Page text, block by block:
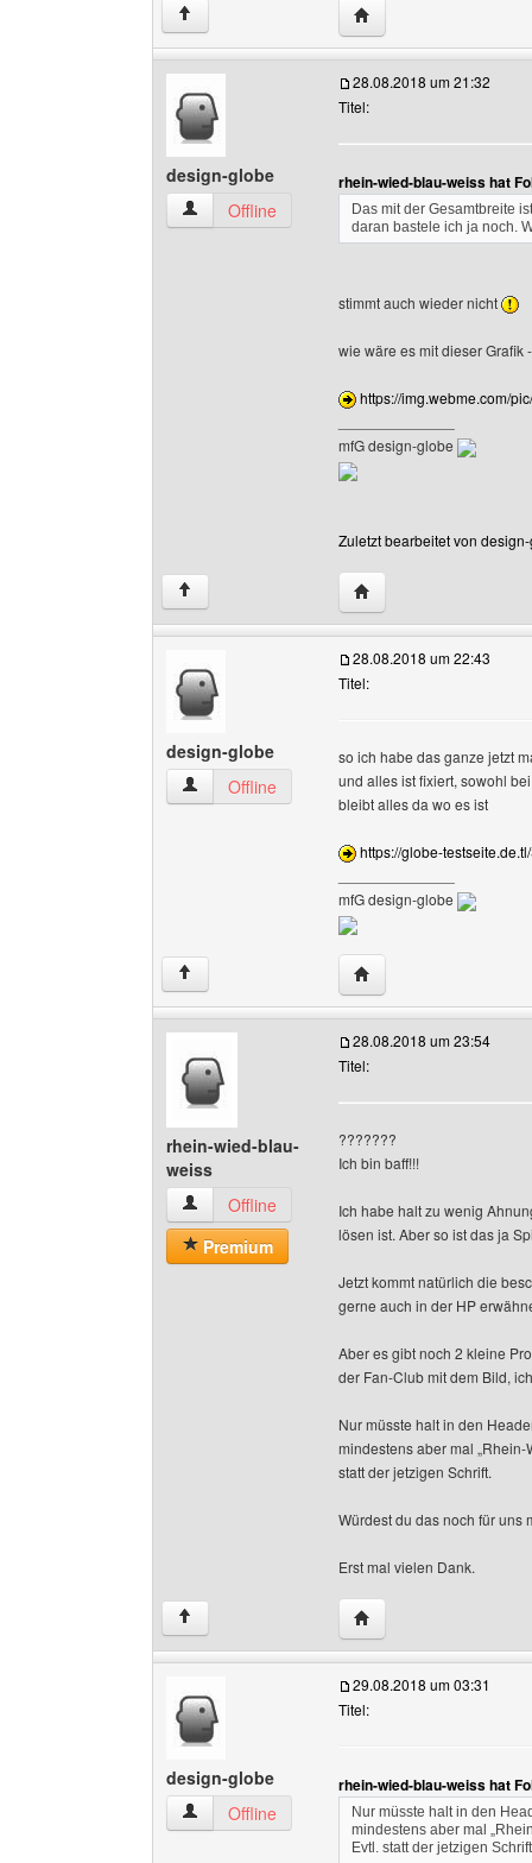
↑ Website dieses
design-globe
design-globe Benutzer-Profile anzeigen
Offline
28.08.2018 um 21:32
Titel:
rhein-wied-blau-weiss hat
Das mit der Gesamtbreite
daran bastele ich ja noch.
stimmt auch wieder nicht
wie wäre es mit dieser Grafik
https://img.webme.com/
mfG design-globe
Zuletzt bearbeitet von
↑ Website dieses
design-globe
design-globe Benutzer-Profile anzeigen
Offline
28.08.2018 um 22:43
Titel:
so ich habe das ganze jetzt
und alles ist fixiert, sowohl
bleibt alles da wo es ist
https://globe-
mfG design-globe
↑ Website dieses
rhein-wied-blau-
weiss
rhein-wied-blau-weiss Benutzer-Profile
Offline
Premium
28.08.2018 um 23:54
Titel:
???????
Ich bin baff!!!
Ich habe halt zu wenig
lösen ist. Aber so ist das ja
Jetzt kommt natürlich die
gerne auch in der HP
Aber es gibt noch 2 kleine
der Fan-Club mit dem Bild,
Nur müsste halt in den
mindestens aber mal
statt der jetzigen Schrift.
Würdest du das noch für uns
Erst mal vielen Dank.
↑ Website dieses
design-globe
design-globe Benutzer-Profile anzeigen
Offline
29.08.2018 um 03:31
Titel:
rhein-wied-blau-weiss hat
Nur müsste halt in den
mindestens aber mal
Evtl. statt der jetzigen